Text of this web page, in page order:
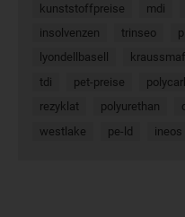
kunststoffpreise
mdi
insolvenzen
trinseo
lyondellbasell
tdi
pet-preise
rezyklat
polyurethan
westlake
pe-ld ineos